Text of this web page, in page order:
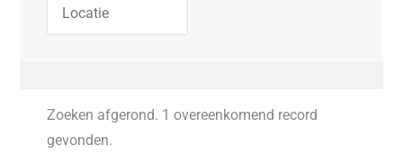
Zoeken afgerond. 1 overeenkomend record
gevonden.